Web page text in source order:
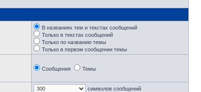
В названиях тем и текстах сообщений
Только в текстах сообщений
Только по названию темы
Только в первом сообщении темы
Сообщения Темы
символов сообщений